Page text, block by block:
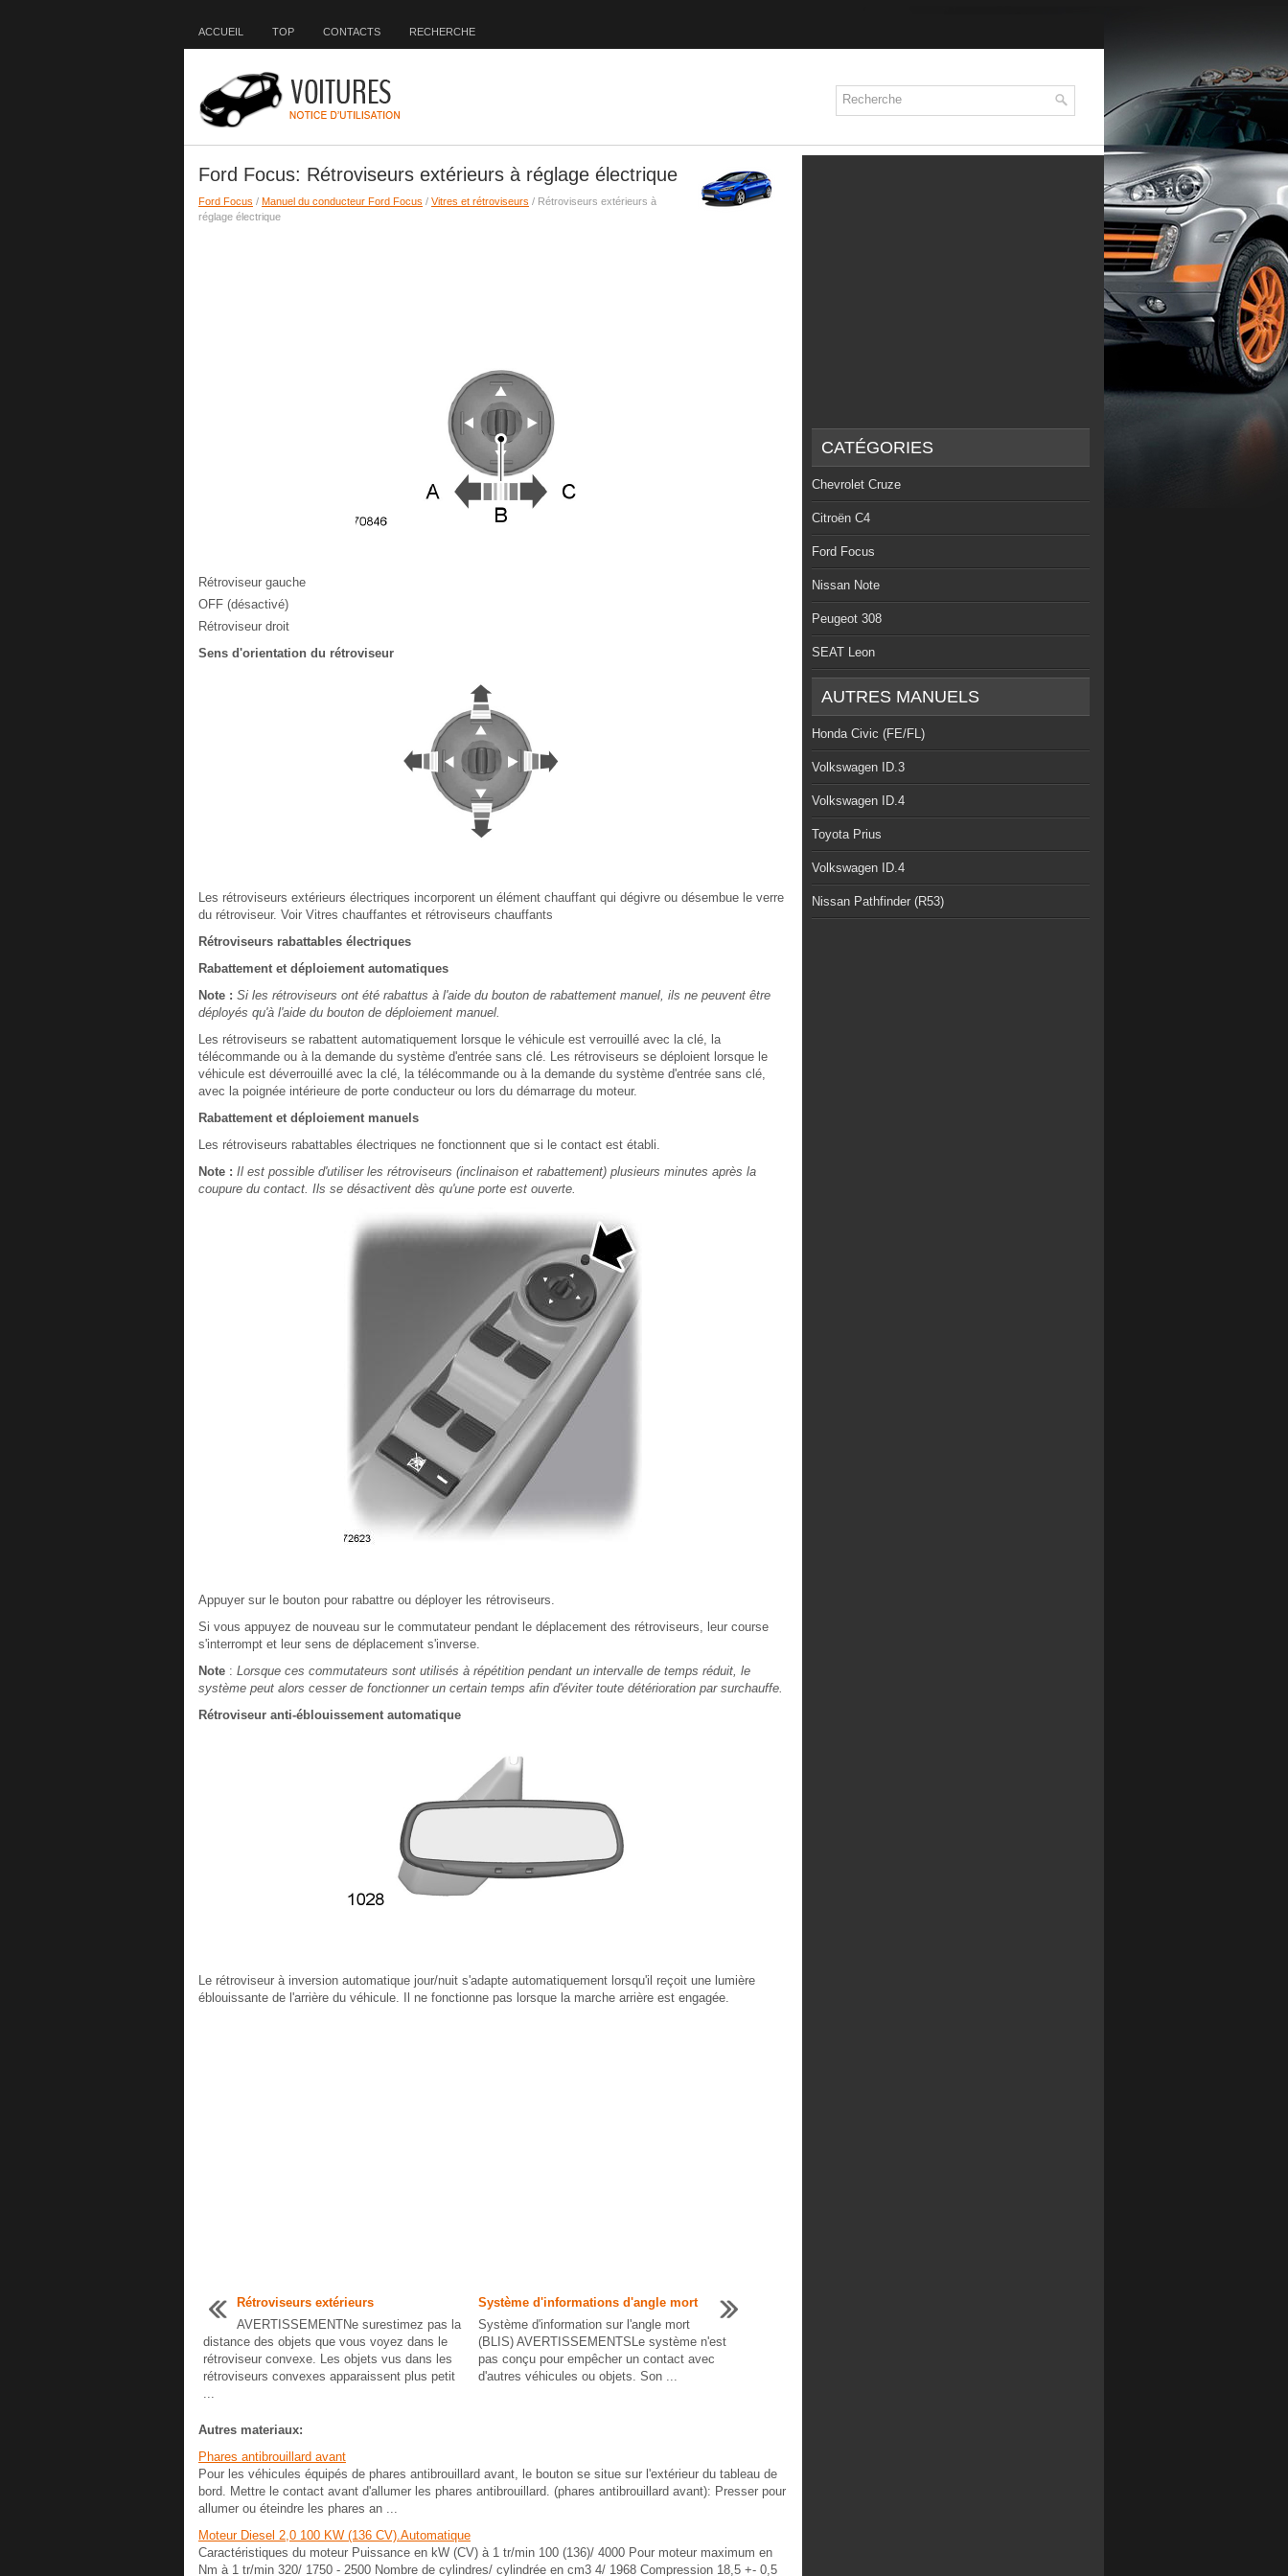
ACCUEIL TOP CONTACTS RECHERCHE
Ford Focus: Rétroviseurs extérieurs à réglage électrique
Ford Focus / Manuel du conducteur Ford Focus / Vitres et rétroviseurs / Rétroviseurs extérieurs à
réglage électrique
Rétroviseur gauche
OFF (désactivé)
Rétroviseur droit
Sens d'orientation du rétroviseur
Les rétroviseurs extérieurs électriques incorporent un élément chauffant qui dégivre ou désembue le verre
du rétroviseur. Voir Vitres chauffantes et rétroviseurs chauffants
Rétroviseurs rabattables électriques
Rabattement et déploiement automatiques
Note : Si les rétroviseurs ont été rabattus à l'aide du bouton de rabattement manuel, ils ne peuvent être
déployés qu'à l'aide du bouton de déploiement manuel.
Les rétroviseurs se rabattent automatiquement lorsque le véhicule est verrouillé avec la clé, la
télécommande ou à la demande du système d'entrée sans clé. Les rétroviseurs se déploient lorsque le
véhicule est déverrouillé avec la clé, la télécommande ou à la demande du système d'entrée sans clé,
avec la poignée intérieure de porte conducteur ou lors du démarrage du moteur.
Rabattement et déploiement manuels
Les rétroviseurs rabattables électriques ne fonctionnent que si le contact est établi.
Note : Il est possible d'utiliser les rétroviseurs (inclinaison et rabattement) plusieurs minutes après la
coupure du contact. Ils se désactivent dès qu'une porte est ouverte.
Appuyer sur le bouton pour rabattre ou déployer les rétroviseurs.
Si vous appuyez de nouveau sur le commutateur pendant le déplacement des rétroviseurs, leur course
s'interrompt et leur sens de déplacement s'inverse.
Note : Lorsque ces commutateurs sont utilisés à répétition pendant un intervalle de temps réduit, le
système peut alors cesser de fonctionner un certain temps afin d'éviter toute détérioration par surchauffe.
Rétroviseur anti-éblouissement automatique
Le rétroviseur à inversion automatique jour/nuit s'adapte automatiquement lorsqu'il reçoit une lumière
éblouissante de l'arrière du véhicule. Il ne fonctionne pas lorsque la marche arrière est engagée.
Rétroviseurs extérieurs
AVERTISSEMENTNe surestimez pas la
distance des objets que vous voyez dans le
rétroviseur convexe. Les objets vus dans les
rétroviseurs convexes apparaissent plus petit
...
Système d'informations d'angle mort
Système d'information sur l'angle mort
(BLIS) AVERTISSEMENTSLe système n'est
pas conçu pour empêcher un contact avec
d'autres véhicules ou objets. Son ...
Autres materiaux:
Phares antibrouillard avant
Pour les véhicules équipés de phares antibrouillard avant, le bouton se situe sur l'extérieur du tableau de
bord. Mettre le contact avant d'allumer les phares antibrouillard. (phares antibrouillard avant): Presser pour
allumer ou éteindre les phares an ...
Moteur Diesel 2,0 100 KW (136 CV).Automatique
Caractéristiques du moteur Puissance en kW (CV) à 1 tr/min 100 (136)/ 4000 Pour moteur maximum en
Nm à 1 tr/min 320/ 1750 - 2500 Nombre de cylindres/ cylindrée en cm3 4/ 1968 Compression 18,5 +- 0,5
CATÉGORIES
Chevrolet Cruze
Citroën C4
Ford Focus
Nissan Note
Peugeot 308
SEAT Leon
AUTRES MANUELS
Honda Civic (FE/FL)
Volkswagen ID.3
Volkswagen ID.4
Toyota Prius
Volkswagen ID.4
Nissan Pathfinder (R53)